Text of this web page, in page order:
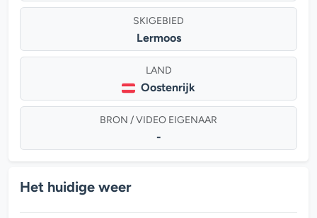
SKIGEBIED
Lermoos
LAND
Oostenrijk
BRON / VIDEO EIGENAAR
-
Het huidige weer